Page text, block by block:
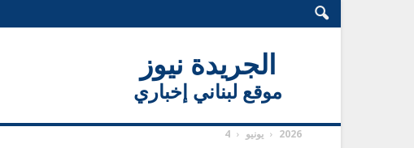
الجريدة نيوز
موقع لبناني إخباري
2026 يونيو 4